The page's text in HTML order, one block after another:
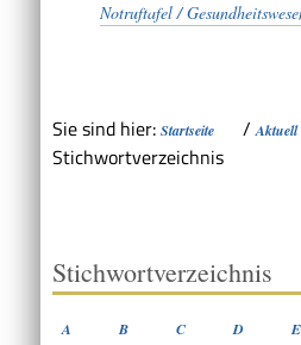
Notruftafel /
Sie sind hier: Startseite /Aktuell
Stichwortverzeichnis
Stichwortverzeichnis
A B C D E